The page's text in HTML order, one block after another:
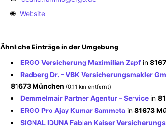
🌐 Website
Ähnliche Einträge in der Umgebung
ERGO Versicherung Maximilian Zapfin
Radberg Dr. – VBK Versicherungsmakler
81673 München (0.11 km entfernt)
Demmelmair Partner Agentur – Service in
ERGO Pro Ajay Kumar Sammeta in 81673
SIGNAL IDUNA Fabian Kaiser